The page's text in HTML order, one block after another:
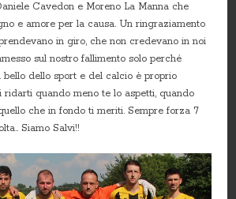
Cavedon e Moreno La Manna che
e amore per la causa. Un ringraziamento
in giro, che non credevano in noi
sul nostro fallimento solo perché
bello dello sport e del calcio è proprio
ridarti quando meno te lo aspetti, quando
che in fondo ti meriti. Sempre forza 7
Siamo Salvi!!